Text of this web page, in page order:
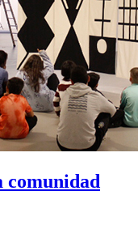
comunidad